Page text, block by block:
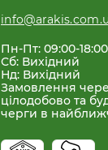
Пн-Пт: 09:00-18:00
Сб: Вихідний
Нд: Вихідний
Замовлення
цілодобово та
черги в